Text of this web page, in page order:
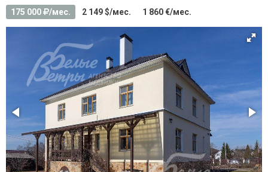
175 000 /мес. 2 149 $/мес. 1 860 €/мес.